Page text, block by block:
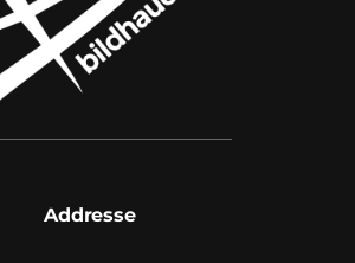
Addresse